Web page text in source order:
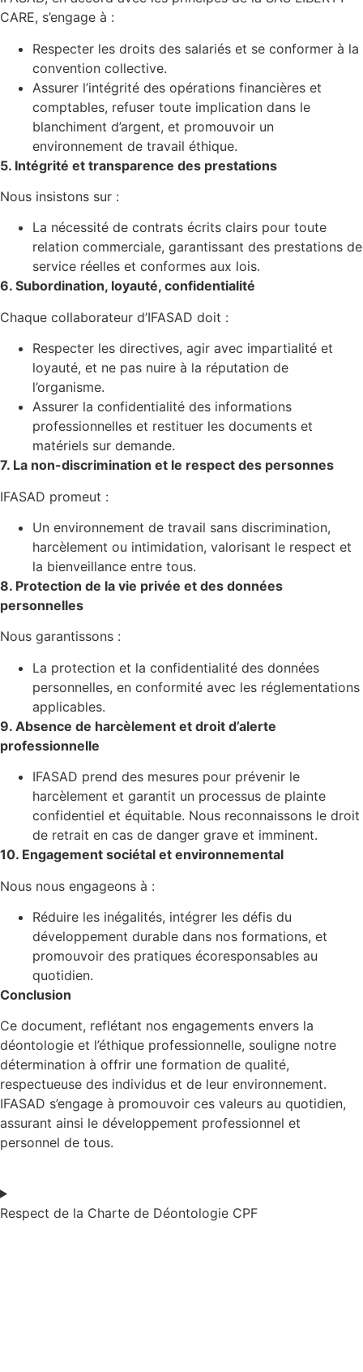
CARE, s’engage à :
Respecter les droits des salariés et se conformer à la
convention collective.
Assurer l’intégrité des opérations financières et
comptables, refuser toute implication dans le
blanchiment d’argent, et promouvoir un
environnement de travail éthique.
5. Intégrité et transparence des prestations
Nous insistons sur :
La nécessité de contrats écrits clairs pour toute
relation commerciale, garantissant des prestations de
service réelles et conformes aux lois.
6. Subordination, loyauté, confidentialité
Chaque collaborateur d’IFASAD doit :
Respecter les directives, agir avec impartialité et
loyauté, et ne pas nuire à la réputation de
l’organisme.
Assurer la confidentialité des informations
professionnelles et restituer les documents et
matériels sur demande.
7. La non-discrimination et le respect des personnes
IFASAD promeut :
Un environnement de travail sans discrimination,
harcèlement ou intimidation, valorisant le respect et
la bienveillance entre tous.
8. Protection de la vie privée et des données
personnelles
Nous garantissons :
La protection et la confidentialité des données
personnelles, en conformité avec les réglementations
applicables.
9. Absence de harcèlement et droit d’alerte
professionnelle
IFASAD prend des mesures pour prévenir le
harcèlement et garantit un processus de plainte
confidentiel et équitable. Nous reconnaissons le droit
de retrait en cas de danger grave et imminent.
10. Engagement sociétal et environnemental
Nous nous engageons à :
Réduire les inégalités, intégrer les défis du
développement durable dans nos formations, et
promouvoir des pratiques écoresponsables au
quotidien.
Conclusion
Ce document, reflétant nos engagements envers la
déontologie et l’éthique professionnelle, souligne notre
détermination à offrir une formation de qualité,
respectueuse des individus et de leur environnement.
IFASAD s’engage à promouvoir ces valeurs au quotidien,
assurant ainsi le développement professionnel et
personnel de tous.
Respect de la Charte de Déontologie CPF